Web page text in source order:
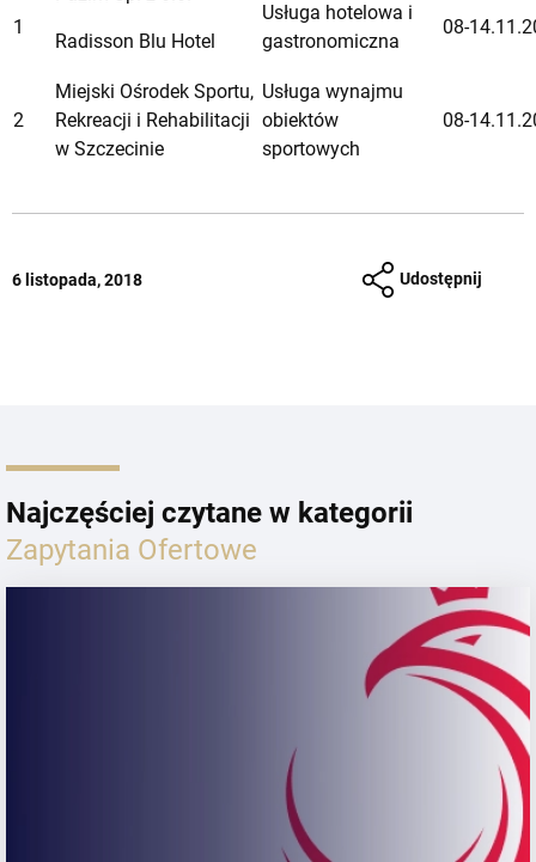
1
Radisson Blu Hotel
Usługa hotelowa i
gastronomiczna
08-
2
Miejski Ośrodek Sportu,
Rekreacji i Rehabilitacji
w Szczecinie
Usługa wynajmu
obiektów
sportowych
08-
6 listopada, 2018 Udostępnij
Najczęściej czytane w kategorii
Zapytania Ofertowe